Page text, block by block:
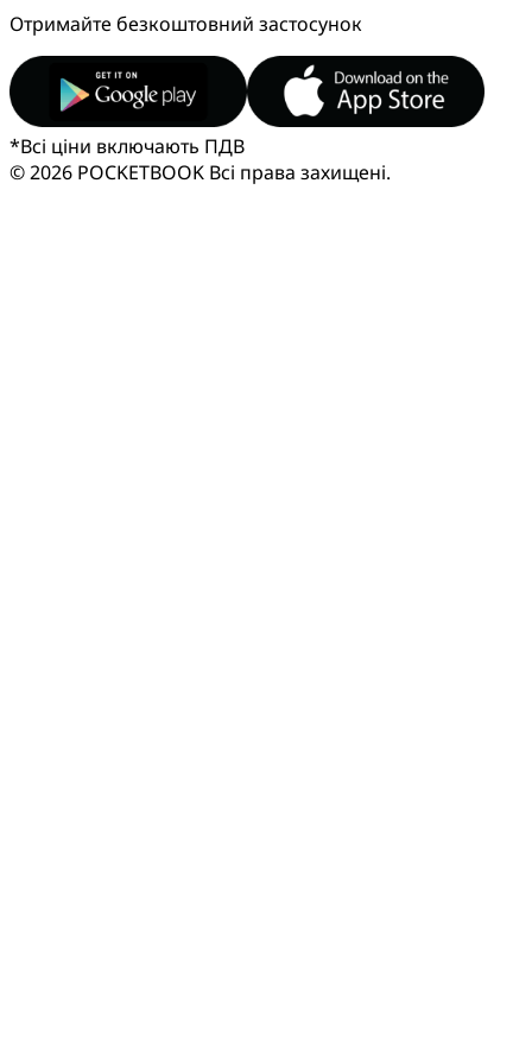
Отримайте безкоштовний застосунок
*Всі ціни включають ПДВ
© 2026 POCKETBOOK Всі права захищені.